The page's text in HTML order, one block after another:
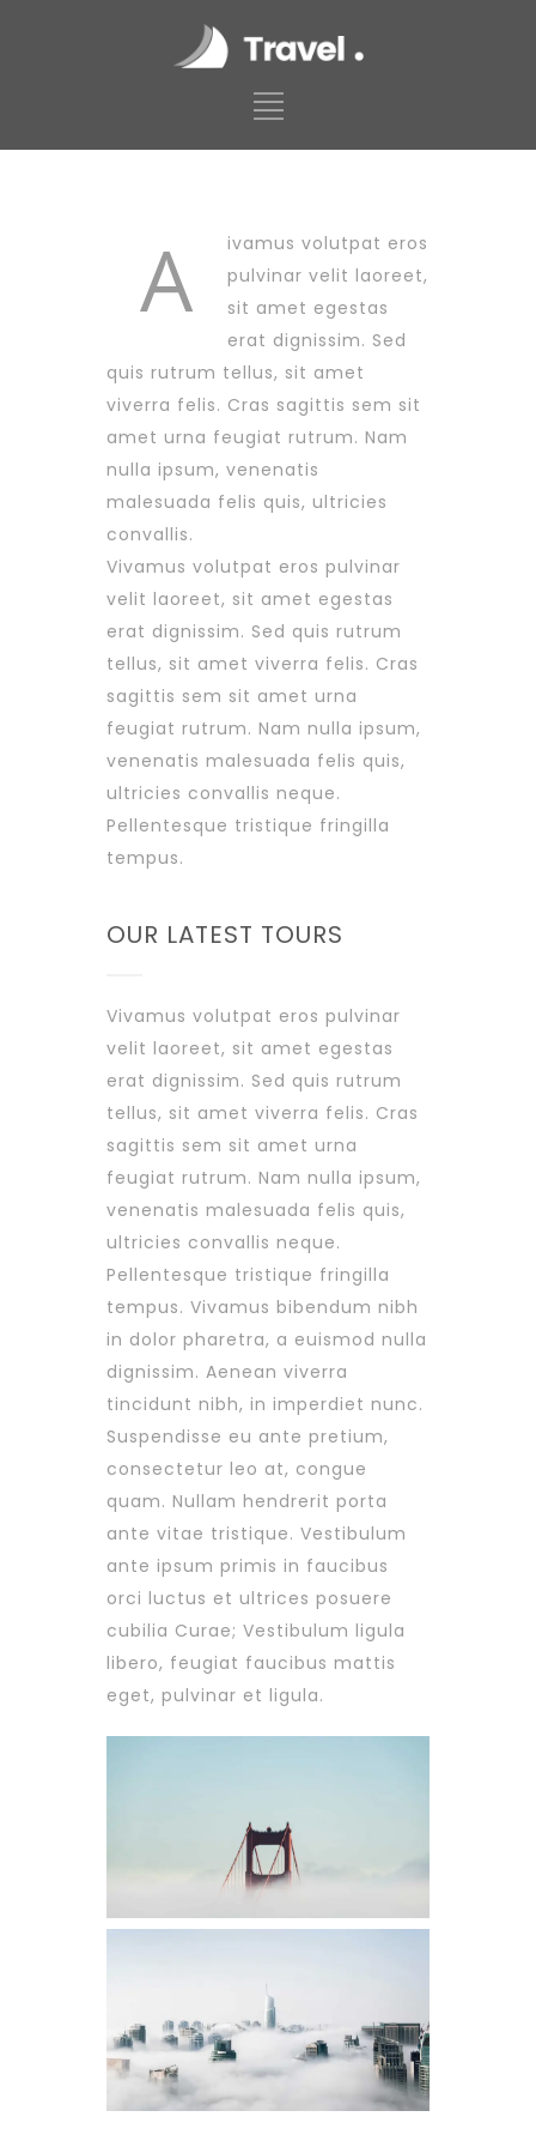
A
ivamus volutpat eros
pulvinar velit laoreet,
sit amet egestas
erat dignissim. Sed
quis rutrum tellus, sit amet
viverra felis. Cras sagittis sem sit
amet urna feugiat rutrum. Nam
nulla ipsum, venenatis
malesuada felis quis, ultricies
convallis.
Vivamus volutpat eros pulvinar
velit laoreet, sit amet egestas
erat dignissim. Sed quis rutrum
tellus, sit amet viverra felis. Cras
sagittis sem sit amet urna
feugiat rutrum. Nam nulla ipsum,
venenatis malesuada felis quis,
ultricies convallis neque.
Pellentesque tristique fringilla
tempus.
OUR LATEST TOURS
Vivamus volutpat eros pulvinar
velit laoreet, sit amet egestas
erat dignissim. Sed quis rutrum
tellus, sit amet viverra felis. Cras
sagittis sem sit amet urna
feugiat rutrum. Nam nulla ipsum,
venenatis malesuada felis quis,
ultricies convallis neque.
Pellentesque tristique fringilla
tempus. Vivamus bibendum nibh
in dolor pharetra, a euismod nulla
dignissim. Aenean viverra
tincidunt nibh, in imperdiet nunc.
Suspendisse eu ante pretium,
consectetur leo at, congue
quam. Nullam hendrerit porta
ante vitae tristique. Vestibulum
ante ipsum primis in faucibus
orci luctus et ultrices posuere
cubilia Curae; Vestibulum ligula
libero, feugiat faucibus mattis
eget, pulvinar et ligula.